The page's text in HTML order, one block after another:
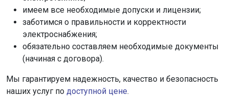
имеем все необходимые допуски и лицензии;
заботимся о правильности и корректности
электроснабжения;
обязательно составляем необходимые документы
(начиная с договора).
Мы гарантируем надежность, качество и безопасность
наших услуг по доступной цене.